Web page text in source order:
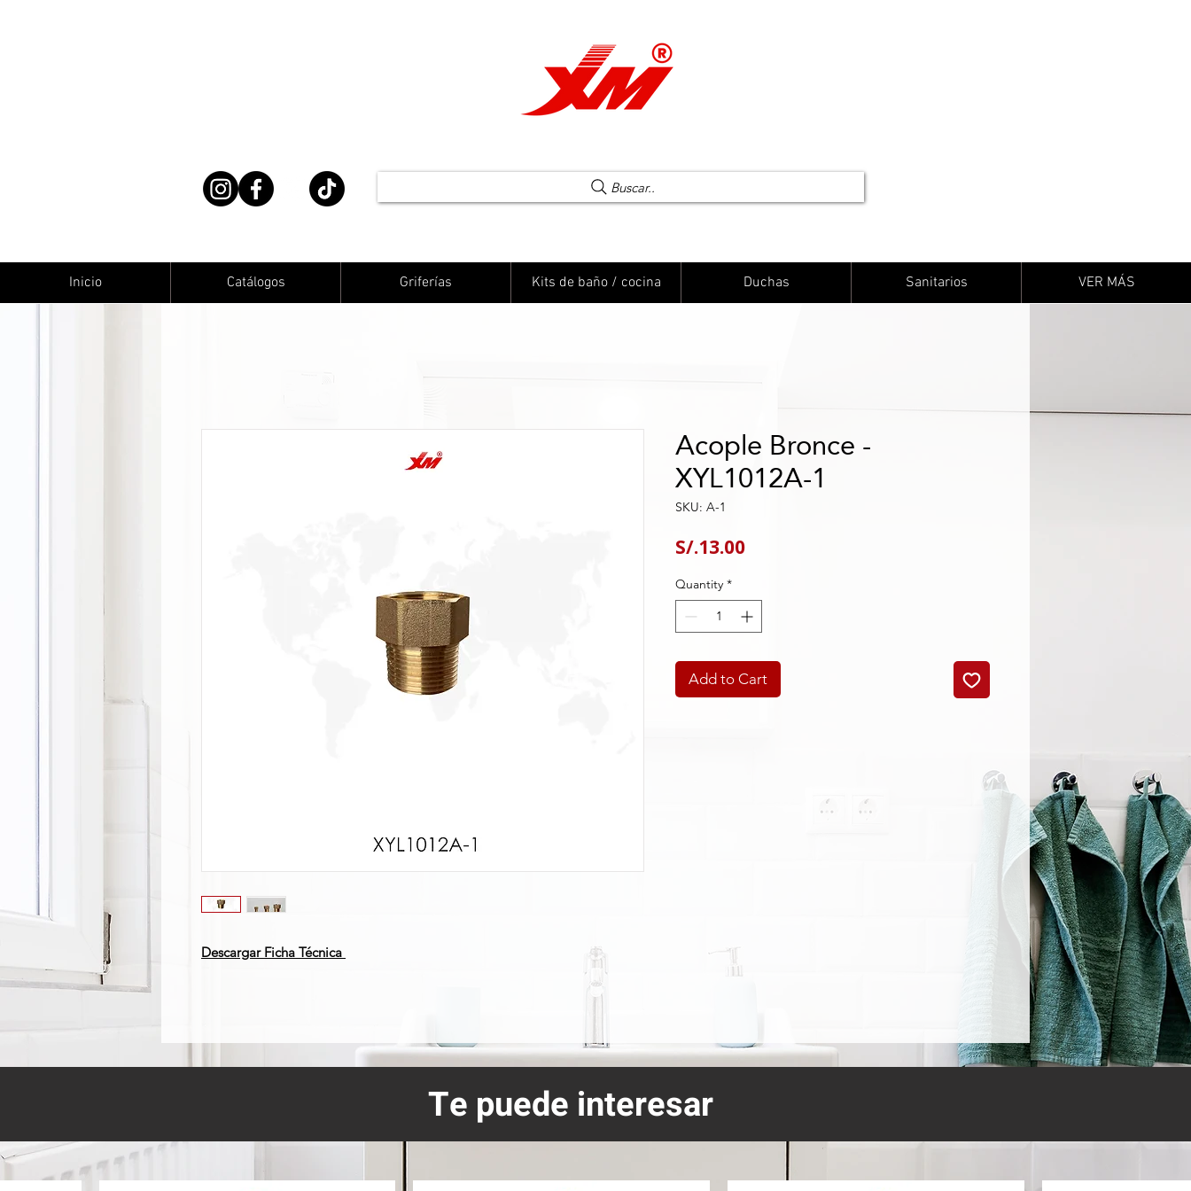
Buscar..
Inicio Catálogos Griferías Kits de baño / cocina Duchas Sanitarios VER MÁS
Descargar Ficha Técnica
Acople Bronce -
XYL1012A-1
SKU: A-1
S/.13.00Price
Quantity *
Add to Cart
Te puede interesar